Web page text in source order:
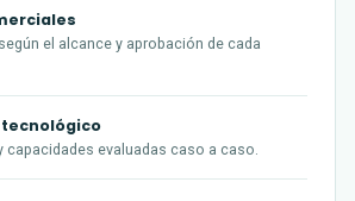
el alcance y aprobación de cada
capacidades evaluadas caso a caso.